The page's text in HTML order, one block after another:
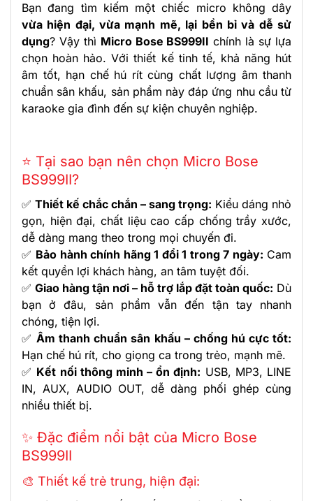
Bạn đang tìm kiếm một chiếc micro không dây
vừa hiện đại, vừa mạnh mẽ, lại bền bỉ và dễ sử
dụng? Vậy thì Micro Bose BS999II chính là sự lựa
chọn hoàn hảo. Với thiết kế tinh tế, khả năng hút
âm tốt, hạn chế hú rít cùng chất lượng âm thanh
chuẩn sân khấu, sản phẩm này đáp ứng nhu cầu từ
karaoke gia đình đến sự kiện chuyên nghiệp.
⭐ Tại sao bạn nên chọn Micro Bose
BS999II?
✅ Thiết kế chắc chắn – sang trọng: Kiểu dáng nhỏ
gọn, hiện đại, chất liệu cao cấp chống trầy xước,
dễ dàng mang theo trong mọi chuyến đi.
✅ Bảo hành chính hãng 1 đổi 1 trong 7 ngày: Cam
kết quyền lợi khách hàng, an tâm tuyệt đối.
✅ Giao hàng tận nơi – hỗ trợ lắp đặt toàn quốc: Dù
bạn ở đâu, sản phẩm vẫn đến tận tay nhanh
chóng, tiện lợi.
✅Âm thanh chuẩn sân khấu – chống hú cực tốt:
Hạn chế hú rít, cho giọng ca trong trẻo, mạnh mẽ.
✅ Kết nối thông minh – ổn định: USB, MP3, LINE
IN, AUX, AUDIO OUT, dễ dàng phối ghép cùng
nhiều thiết bị.
✨ Đặc điểm nổi bật của Micro Bose
BS999II
🎨 Thiết kế trẻ trung, hiện đại: